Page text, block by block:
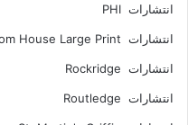
انتشارات PHI
انتشارات Random House Large Print
انتشارات Rockridge
انتشارات Routledge